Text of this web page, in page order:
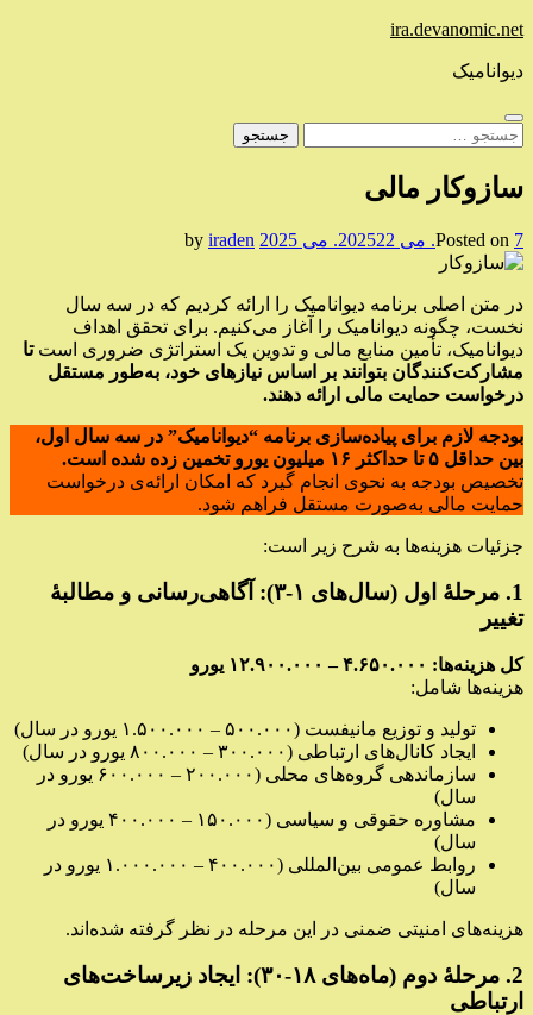
Skip
content
ira.devanomic.net
دیوانامیک
جستجو
سازوکار مالی
Posted on 7. می 2025 22. می 2025 iraden
در متن اصلی برنامه دیوانامیک را ارائه کردیم که در سه سال
نخست، چگونه دیوانامیک را آغاز می‌کنیم. برای تحقق اهداف
دیوانامیک، تأمین منابع مالی و تدوین یک استراتژی ضروری است تا
مشارکت‌کنندگان بتوانند بر اساس نیازهای خود، به‌طور مستقل
درخواست حمایت مالی ارائه دهند.
بودجه لازم برای پیاده‌سازی برنامه “دیوانامیک” در سه سال اول،
بین حداقل ۵ تا حداکثر ۱۶ میلیون یورو تخمین زده شده است.
تخصیص بودجه به نحوی انجام گیرد که امکان ارائه‌ی درخواست
حمایت مالی به‌صورت مستقل فراهم شود.
جزئیات هزینه‌ها به شرح زیر است:
1. مرحلهٔ اول (سال‌های ۱-۳): آگاهی‌رسانی و مطالبهٔ
تغییر
کل هزینه‌ها: ۴.۶۵۰.۰۰۰ – ۱۲.۹۰۰.۰۰۰ یورو
هزینه‌ها شامل:
تولید و توزیع مانیفست (۵۰۰.۰۰۰ – ۱.۵۰۰.۰۰۰ یورو در سال)
ایجاد کانال‌های ارتباطی (۳۰۰.۰۰۰ – ۸۰۰.۰۰۰ یورو در سال)
سازماندهی گروه‌های محلی (۲۰۰.۰۰۰ – ۶۰۰.۰۰۰ یورو در
سال)
مشاوره حقوقی و سیاسی (۱۵۰.۰۰۰ – ۴۰۰.۰۰۰ یورو در
سال)
روابط عمومی بین‌المللی (۴۰۰.۰۰۰ – ۱.۰۰۰.۰۰۰ یورو در
سال)
هزینه‌های امنیتی ضمنی در این مرحله در نظر گرفته شده‌اند.
2. مرحلهٔ دوم (ماه‌های ۱۸-۳۰): ایجاد زیرساخت‌های
ارتباطی